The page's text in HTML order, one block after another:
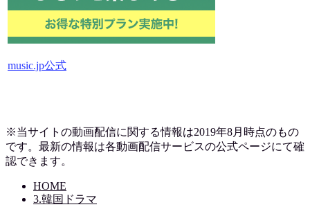
music.jp公式
※当サイトの動画配信に関する情報は2019年8月時点のもの
です。最新の情報は各動画配信サービスの公式ページにて確
認できます。
HOME
3.韓国ドラマ